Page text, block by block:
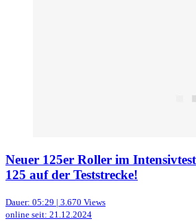
Neuer 125er Roller im
125 auf der Teststrecke!
Dauer: 05:29 | 3.670 Views
online seit: 21.12.2024